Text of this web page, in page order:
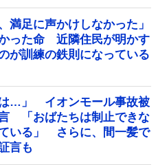
満足に声かけしなかった」
った命 近隣住民が明かす
が訓練の鉄則になっている
は…」 イオンモール事故被
「おばたちは制止できな
いる」 さらに、間一髪で
言も